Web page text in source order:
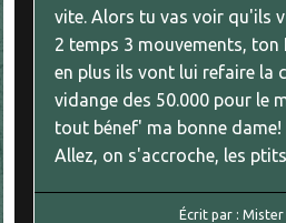
vite. Alors tu vas voir qu'ils
2 temps 3 mouvements, ton
en plus ils vont lui refaire la
vidange des 50.000 pour le
tout bénef' ma bonne dame!
Allez, on s'accroche, les
Écrit par :Mister